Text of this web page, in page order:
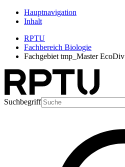
Hauptnavigation
Inhalt
RPTU
Fachbereich Biologie
Fachgebiet tmp_Master EcoDiv
Suchbegriff